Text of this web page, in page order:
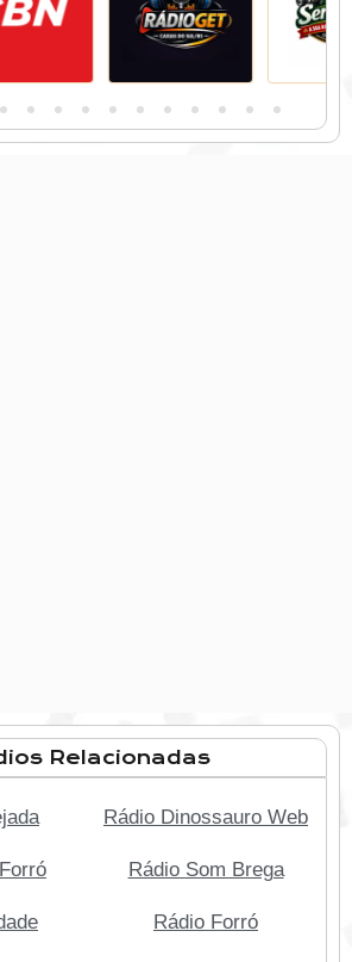
Relacionadas
Rádio Dinossauro Web
Rádio Som Brega
Rádio Forró